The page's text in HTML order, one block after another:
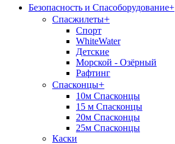
Безопасность и Спасоборудование+
Спасжилеты+
Спорт
WhiteWater
Детские
Морской - Озёрный
Рафтинг
Спасконцы+
10м Спасконцы
15 м Спасконцы
20м Спасконцы
25м Спасконцы
Каски